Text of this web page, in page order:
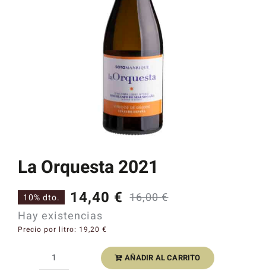
La Orquesta 2021
16,00€
original
era:
14,40 €
actual
es:
10% dto.
Hay existencias
Precio por litro: 19,20 €
La
AÑADIR AL CARRITO